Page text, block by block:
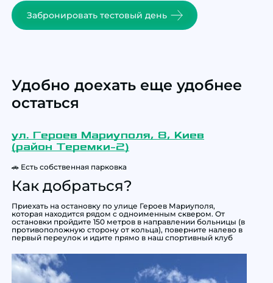
Забронировать тестовый день
Удобно доехать еще удобнее
остаться
ул. Героев Мариуполя, 8, Киев
(район Теремки-2)
🚗 Есть собственная парковка
Как добраться?
Приехать на остановку по улице Героев Мариуполя,
которая находится рядом с одноименным сквером. От
остановки пройдите 150 метров в направлении больницы (в
противоположную сторону от кольца), поверните налево в
первый переулок и идите прямо в наш спортивный клуб